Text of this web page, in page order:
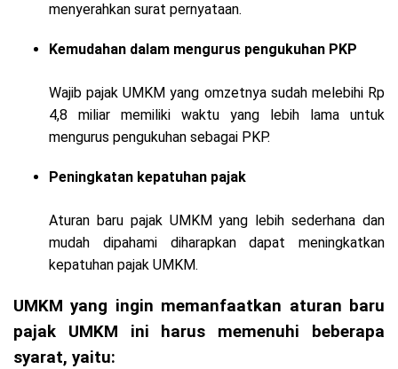
menyerahkan surat pernyataan.
Kemudahan dalam mengurus pengukuhan PKP
Wajib pajak UMKM yang omzetnya sudah melebihi Rp
4,8 miliar memiliki waktu yang lebih lama untuk
mengurus pengukuhan sebagai PKP.
Peningkatan kepatuhan pajak
Aturan baru pajak UMKM yang lebih sederhana dan
mudah dipahami diharapkan dapat meningkatkan
kepatuhan pajak UMKM.
UMKM yang ingin memanfaatkan aturan baru
pajak UMKM ini harus memenuhi beberapa
syarat, yaitu: